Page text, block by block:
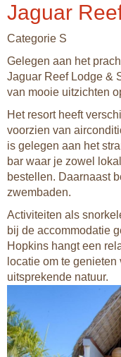
Jaguar
Categorie S
Gelegen aan het
Jaguar Reef Lodge &
van mooie uitzichten
Het resort heeft
voorzien van
is gelegen aan het
bar waar je zowel
bestellen. Daarnaast
zwembaden.
Activiteiten als
bij de accommodatie
Hopkins hangt een
locatie om te
uitsprekende natuur.